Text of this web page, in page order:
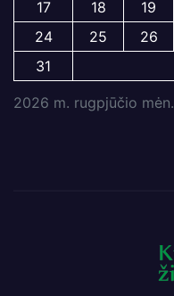
2026 m. rugpjūčio mėn.
17
18 19
24
25 26
31